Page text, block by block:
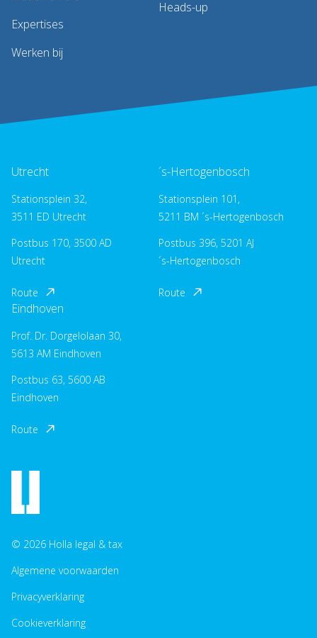
Expertises
Werken bij
Heads-up
Utrecht
Stationsplein 32,
3511 ED Utrecht
Postbus 170, 3500 AD
Utrecht
Route
´s-Hertogenbosch
Stationsplein 101,
5211 BM ´s-Hertogenbosch
Postbus 396, 5201 AJ
´s-Hertogenbosch
Route
Eindhoven
Prof. Dr. Dorgelolaan 30,
5613 AM Eindhoven
Postbus 63, 5600 AB
Eindhoven
Route
© 2026 Holla legal & tax
Algemene voorwaarden
Privacyverklaring
Cookieverklaring